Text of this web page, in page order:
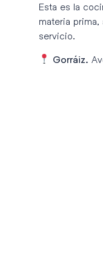
Esta es la
materia
servicio.
Gorráiz.